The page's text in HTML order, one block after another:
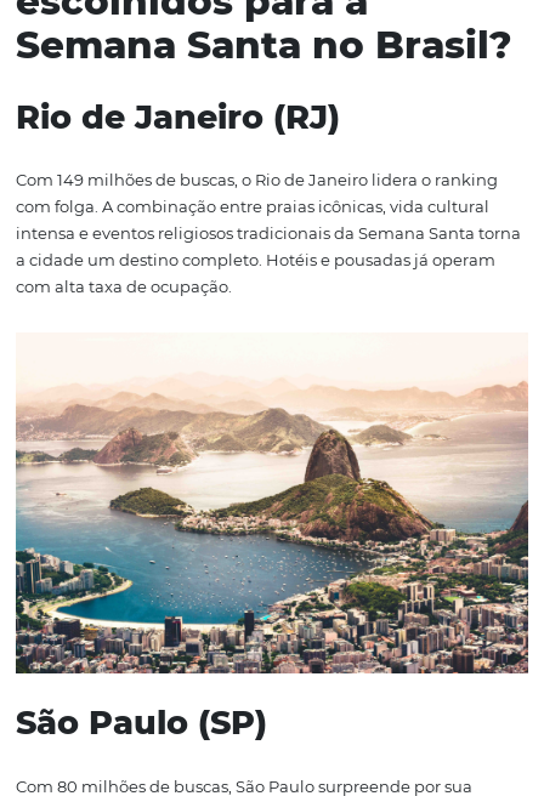
A Summit Hotels, por exemplo, criou um banner
suas promoções de Páscoa 2025 e ofereceu descontos
para reservas feitas diretamente pelo site durante o
Com o apoio do Motor de Reservas da Omnibees, a
eficaz.
Além disso, parcerias com influenciadores digitais
ampliar o alcance da campanha, despertando o desejo
viagem em novos públicos e fortalecendo a presença
nas redes sociais. Esse conjunto de ações
aumenta as reservas como também fideliza os
Quais as
dos principais
escolhidos para a